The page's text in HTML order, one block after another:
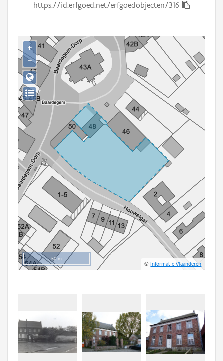
Gebeurtenis
Downloads
Hergebruik
Aanmelden
https://id.erfgoed.net/erfgoedobjecten/316
50 m
©Informatie Vlaanderen
+
−